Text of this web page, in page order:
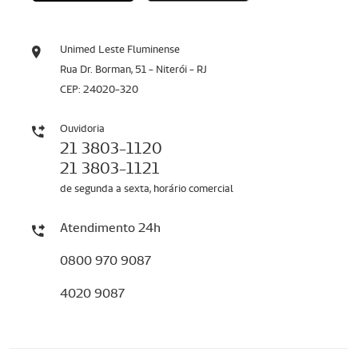
Unimed Leste Fluminense
Rua Dr. Borman, 51 - Niterói - RJ
CEP: 24020-320
Ouvidoria
21 3803-1120
21 3803-1121
de segunda a sexta, horário comercial
Atendimento 24h
0800 970 9087
4020 9087